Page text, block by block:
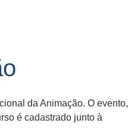
da Animação. O evento,
é cadastrado junto à